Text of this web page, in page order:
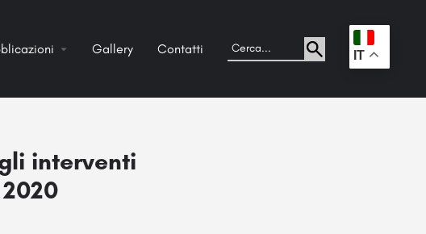
Gallery Contatti . IT
interventi